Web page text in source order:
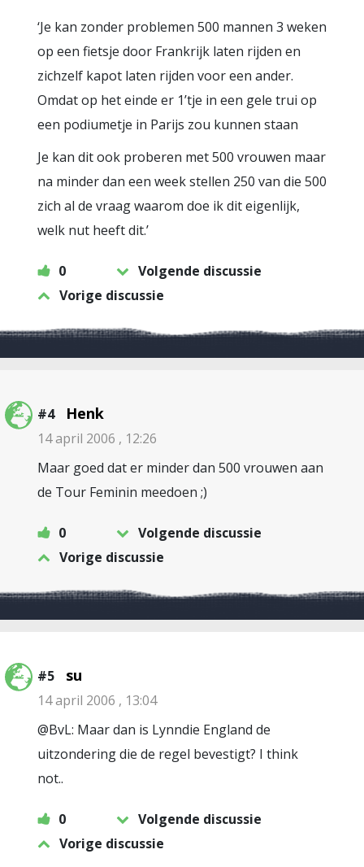
‘Je kan zonder problemen 500 mannen 3 weken
op een fietsje door Frankrijk laten rijden en
zichzelf kapot laten rijden voor een ander.
Omdat op het einde er 1’tje in een gele trui op
een podiumetje in Parijs zou kunnen staan
Je kan dit ook proberen met 500 vrouwen maar
na minder dan een week stellen 250 van die 500
zich al de vraag waarom doe ik dit eigenlijk,
welk nut heeft dit.’
0
Volgende discussie
Vorige discussie
#4 Henk
14 april 2006 , 12:26
Maar goed dat er minder dan 500 vrouwen aan
de Tour Feminin meedoen ;)
0
Volgende discussie
Vorige discussie
#5 su
14 april 2006 , 13:04
@BvL: Maar dan is Lynndie England de
uitzondering die de regel bevestigt? I think
not..
0
Volgende discussie
Vorige discussie